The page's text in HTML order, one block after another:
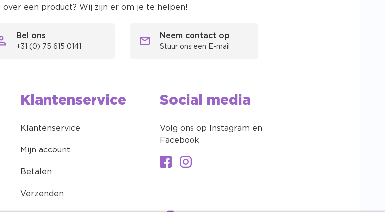
een product? Wij zijn er om je te helpen!
Bel ons
+31 (0) 75 615 0141
Neem contact op
Stuur ons een E-mail
Klantenservice
Klantenservice
Mijn account
Betalen
Verzenden
Social media
Volg ons op Instagram en
Facebook